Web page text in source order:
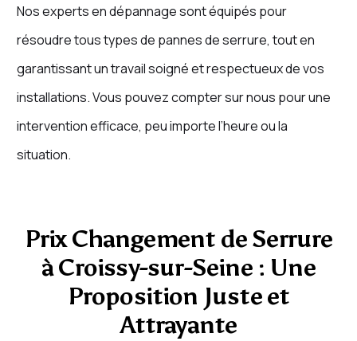
Nos experts en dépannage sont équipés pour
résoudre tous types de pannes de serrure, tout en
garantissant un travail soigné et respectueux de vos
installations. Vous pouvez compter sur nous pour une
intervention efficace, peu importe l’heure ou la
situation.
Prix Changement de Serrure
à Croissy-sur-Seine : Une
Proposition Juste et
Attrayante